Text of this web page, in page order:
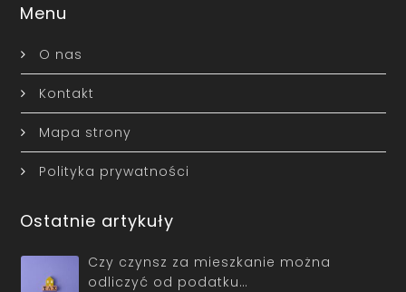
Menu
O nas
Kontakt
Mapa strony
Polityka prywatności
Ostatnie artykuły
Czy czynsz za mieszkanie można
odliczyć od podatku…